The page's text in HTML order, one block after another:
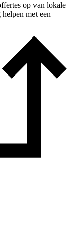
op van lokale
met een